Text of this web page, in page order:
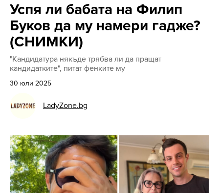
Успя ли бабата на Филип
Буков да му намери гадже?
(СНИМКИ)
"Кандидатура някъде трябва ли да пращат
кандидатките", питат фенките му
30 юли 2025
LadyZone.bg